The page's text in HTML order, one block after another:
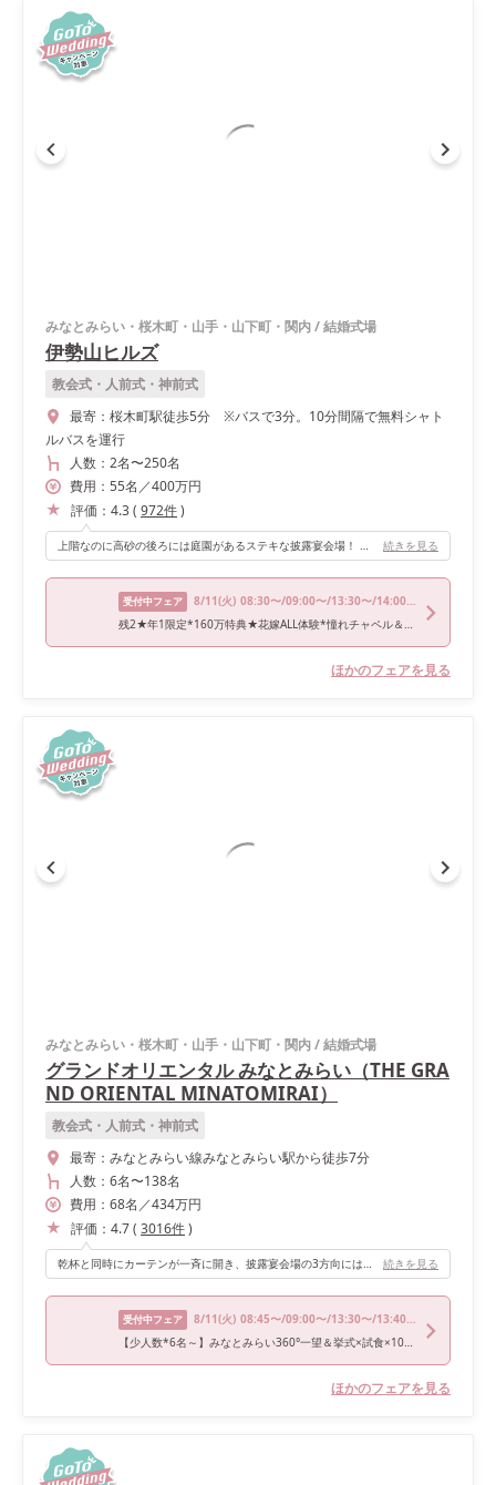
みなとみらい・桜木町・山手・山下町・関内/結婚式場
伊勢山ヒルズ
教会式・人前式・神前式
最寄： 桜木町駅徒歩5分 ※バスで3分。10分間隔で無料シャト
ルバスを運行
人数： 2名〜250名
費用： 55名 ／400万円
評価： 4.3( 972件)
上階なのに高砂の後ろには庭園があるステキな披露宴会場！ 天気が良ければお庭入場ができ、ゲストの人をビックリさせるサプライズ入場が出来ます！ 続きを見る
受付中フェア 8/11(火) 08:30〜/09:00〜/13:30〜/14:00〜/17:30〜
残2★年1限定*160万特典★花嫁ALL体験*憧れチャペル＆コース試食
ほかのフェアを見る
みなとみらい・桜木町・山手・山下町・関内/結婚式場
グランドオリエンタル みなとみらい（THE GRA
ND ORIENTAL MINATOMIRAI）
教会式・人前式・神前式
最寄： みなとみらい線みなとみらい駅から徒歩7分
人数： 6名〜138名
費用： 68名 ／434万円
評価： 4.7( 3016件)
乾杯と同時にカーテンが一斉に開き、披露宴会場の3方向にはみなとみらいの絶景が広がり、ゲストの方々からは歓声があがったほどです。 アテンドの方や式場のスタッフさんも細かな気配りや的確な指示で、当日は全く不安なく式に臨むことができました！ 続きを見る
受付中フェア 8/11(火) 08:45〜/09:00〜/13:30〜/13:40〜/17:30〜
【少人数*6名～】みなとみらい360°一望＆挙式×試食×10大特典
ほかのフェアを見る